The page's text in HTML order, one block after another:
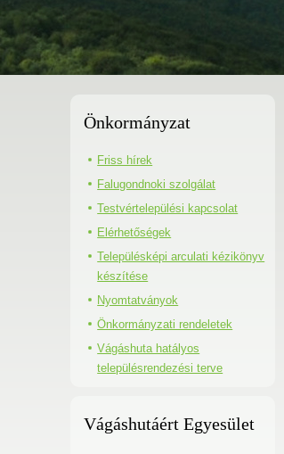
Önkormányzat
Friss hírek
Falugondnoki szolgálat
Testvértelepülési kapcsolat
Elérhetőségek
Településképi arculati kézikönyv
készítése
Nyomtatványok
Önkormányzati rendeletek
Vágáshuta hatályos
településrendezési terve
Vágáshutáért Egyesület